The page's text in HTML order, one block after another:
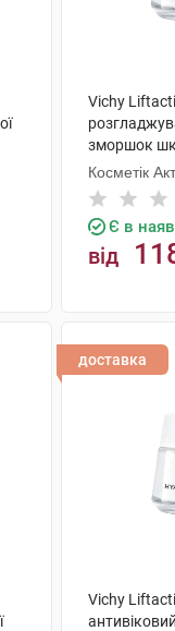
Vichy
зморшок
банка
Косметік
Є в
від
доставка
Vichy